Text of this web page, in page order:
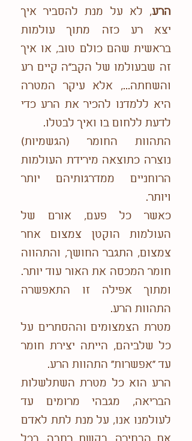
הרע, לא על מנת להסביר איך
יצא רע כזה מתוך עולמות
בראשית שהם כולם טוב, או איך
זה שבעולמו של הקב"ה קיים רע
והשחתה..., אלא עיקר המטרה
היא ללמדנו להכיר את הרע כדי
לדעת ללחום בו ואיך לבטלו.
התהוות החומר (הגשמיות)
נוצרה כתוצאה מירידת העולמות
הרוחניים ממדרגותיהם יותר
ויותר.
כאשר כל פעם, אורם של
העולמות הוקטן צמצום אחר
צמצום, התגבר החושך, והתהווה
חומר המכסה את האור עוד יותר.
ומתוך אפילה זו התאפשרה
התהוות הרע.
מטרת הצמצומים וההסתרים על
כל שלביהם, הייתה יצירת חומר
עד "אפשרות" התהוות הרע.
הרע הוא כל מטרת השתלשלות
הבריאה, מגבהי מרומים עד
לעולמנו אנו, על מנת לתת לאדם